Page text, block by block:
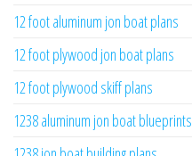
12 foot aluminum jon boat plans
12 foot plywood jon boat plans
12 foot plywood skiff plans
1238 aluminum jon boat blueprints